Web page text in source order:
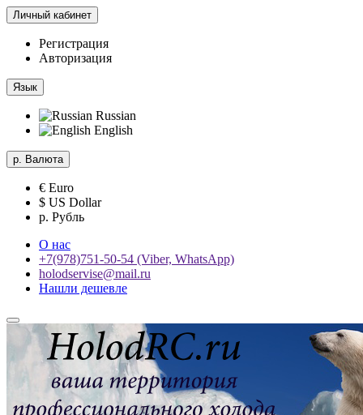
Личный кабинет
Регистрация
Авторизация
Язык
Russian
English
р. Валюта
€ Euro
$ US Dollar
р. Рубль
О нас
+7(978)751-50-54 (Viber, WhatsApp)
holodservise@mail.ru
Нашли дешевле